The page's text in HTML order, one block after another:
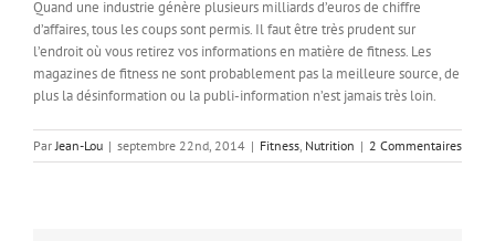
Quand une industrie génère plusieurs milliards d’euros de chiffre
d’affaires, tous les coups sont permis. Il faut être très prudent sur
l’endroit où vous retirez vos informations en matière de fitness. Les
magazines de fitness ne sont probablement pas la meilleure source, de
plus la désinformation ou la publi-information n’est jamais très loin.
Par Jean-Lou | septembre 22nd, 2014 | Fitness Nutrition | 2 Commentaires